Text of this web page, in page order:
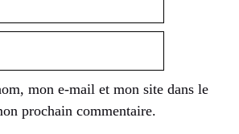
mon e-mail et mon site dans le
prochain commentaire.